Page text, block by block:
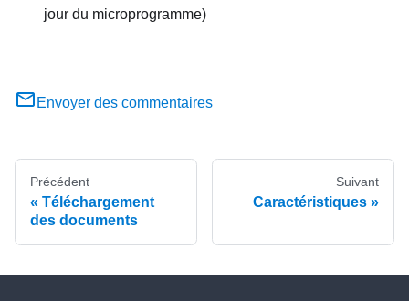
jour du microprogramme)
Envoyer des commentaires
Précédent
Téléchargement
des documents
Suivant
Caractéristiques